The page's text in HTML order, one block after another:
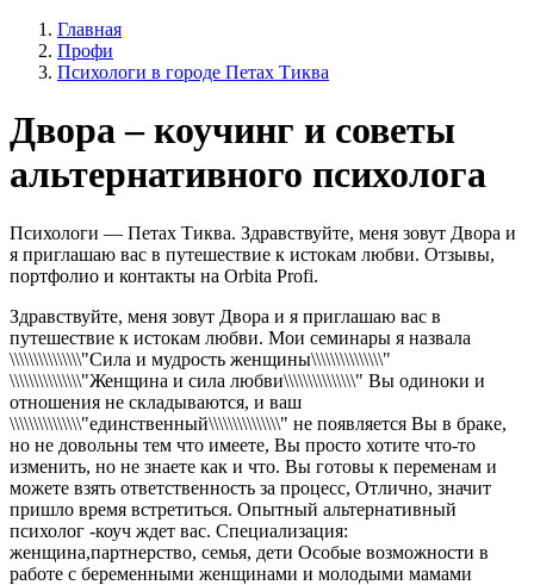
Главная
Профи
Психологи в городе Петах Тиква
Двора – коучинг и советы
альтернативного психолога
Психологи — Петах Тиква. Здравствуйте, меня зовут Двора и
я приглашаю вас в путешествие к истокам любви. Отзывы,
портфолио и контакты на Orbita Profi.
Здравствуйте, меня зовут Двора и я приглашаю вас в
путешествие к истокам любви. Мои семинары я назвала
\\\\\\\\\\\\\\\"Сила и мудрость женщины\\\\\\\\\\\\\\\"
\\\\\\\\\\\\\\\"Женщина и сила любви\\\\\\\\\\\\\\\" Вы одиноки и
отношения не складываются, и ваш
\\\\\\\\\\\\\\\"единственный\\\\\\\\\\\\\\\" не появляется Вы в браке,
но не довольны тем что имеете, Вы просто хотите что-то
изменить, но не знаете как и что. Вы готовы к переменам и
можете взять ответственность за процесс, Отлично, значит
пришло время встретиться. Опытный альтернативный
психолог -коуч ждет вас. Специализация:
женщина,партнерство, семья, дети Особые возможности в
работе с беременными женщинами и молодыми мамами